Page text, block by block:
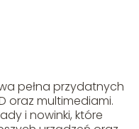
pełna przydatnych
oraz multimediami.
i nowinki, które